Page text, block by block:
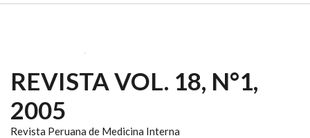
REVISTA VOL. 18, N°1,
2005
Revista Peruana de Medicina Interna